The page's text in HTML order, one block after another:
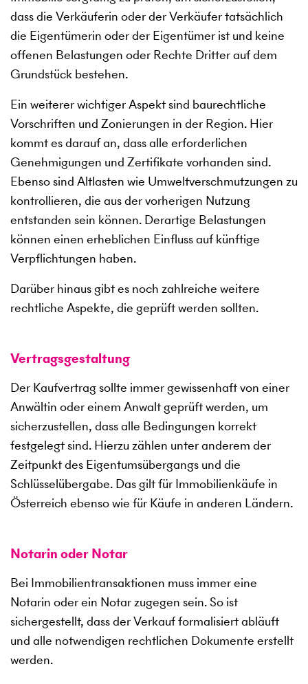
dass die Verkäuferin oder der Verkäufer tatsächlich
die Eigentümerin oder der Eigentümer ist und keine
offenen Belastungen oder Rechte Dritter auf dem
Grundstück bestehen.
Ein weiterer wichtiger Aspekt sind baurechtliche
Vorschriften und Zonierungen in der Region. Hier
kommt es darauf an, dass alle erforderlichen
Genehmigungen und Zertifikate vorhanden sind.
Ebenso sind Altlasten wie Umweltverschmutzungen zu
kontrollieren, die aus der vorherigen Nutzung
entstanden sein können. Derartige Belastungen
können einen erheblichen Einfluss auf künftige
Verpflichtungen haben.
Darüber hinaus gibt es noch zahlreiche weitere
rechtliche Aspekte, die geprüft werden sollten.
Vertragsgestaltung
Der Kaufvertrag sollte immer gewissenhaft von einer
Anwältin oder einem Anwalt geprüft werden, um
sicherzustellen, dass alle Bedingungen korrekt
festgelegt sind. Hierzu zählen unter anderem der
Zeitpunkt des Eigentumsübergangs und die
Schlüsselübergabe. Das gilt für Immobilienkäufe in
Österreich ebenso wie für Käufe in anderen Ländern.
Notarin oder Notar
Bei Immobilientransaktionen muss immer eine
Notarin oder ein Notar zugegen sein. So ist
sichergestellt, dass der Verkauf formalisiert abläuft
und alle notwendigen rechtlichen Dokumente erstellt
werden.